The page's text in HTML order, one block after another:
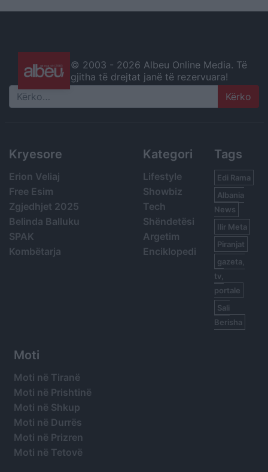
© 2003 - 2026 Albeu Online Media. Të
gjitha të drejtat janë të rezervuara!
Search
Kryesore
Erion Veliaj
Free Esim
Zgjedhjet 2025
Belinda Balluku
SPAK
Kombëtarja
Kategori
Lifestyle
Showbiz
Tech
Shëndetësi
Argetim
Enciklopedi
Tags
Edi Rama
Albania
News
Ilir Meta
Piranjat
gazeta,
tv,
portale
Sali
Berisha
Moti
Moti në Tiranë
Moti në Prishtinë
Moti në Shkup
Moti në Durrës
Moti në Prizren
Moti në Tetovë